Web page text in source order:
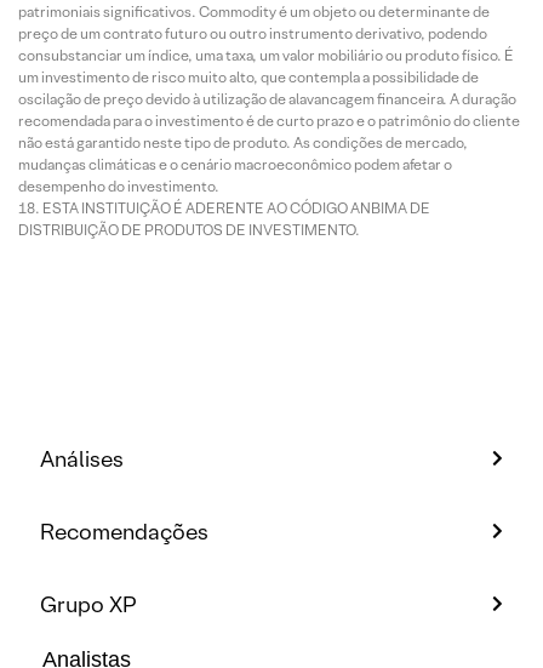
patrimoniais significativos. Commodity é um objeto ou determinante de
preço de um contrato futuro ou outro instrumento derivativo, podendo
consubstanciar um índice, uma taxa, um valor mobiliário ou produto físico. É
um investimento de risco muito alto, que contempla a possibilidade de
oscilação de preço devido à utilização de alavancagem financeira. A duração
recomendada para o investimento é de curto prazo e o patrimônio do cliente
não está garantido neste tipo de produto. As condições de mercado,
mudanças climáticas e o cenário macroeconômico podem afetar o
desempenho do investimento.
ESTA INSTITUIÇÃO É ADERENTE AO CÓDIGO ANBIMA DE
DISTRIBUIÇÃO DE PRODUTOS DE INVESTIMENTO.
Análises
Recomendações
Grupo XP
Analistas